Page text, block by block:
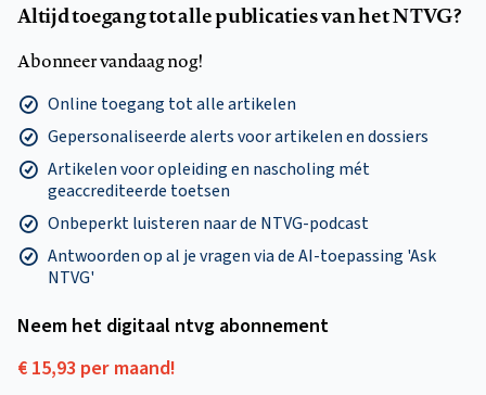
Altijd toegang tot alle publicaties van het NTVG?
Abonneer vandaag nog!
Online toegang tot alle artikelen
Gepersonaliseerde alerts voor artikelen en dossiers
Artikelen voor opleiding en nascholing mét
geaccrediteerde toetsen
Onbeperkt luisteren naar de NTVG-podcast
Antwoorden op al je vragen via de AI-toepassing 'Ask
NTVG'
Neem het digitaal ntvg abonnement
€ 15,93 per maand!